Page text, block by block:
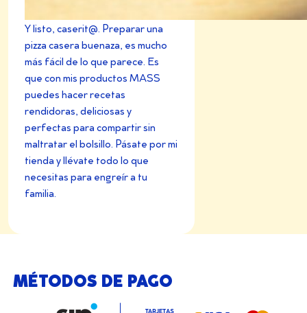
Y listo, caserit@. Preparar una
pizza casera buenaza, es mucho
más fácil de lo que parece. Es
que con mis productos MASS
puedes hacer recetas
rendidoras, deliciosas y
perfectas para compartir sin
maltratar el bolsillo. Pásate por mi
tienda y llévate todo lo que
necesitas para engreír a tu
familia.
MÉTODOS DE PAGO